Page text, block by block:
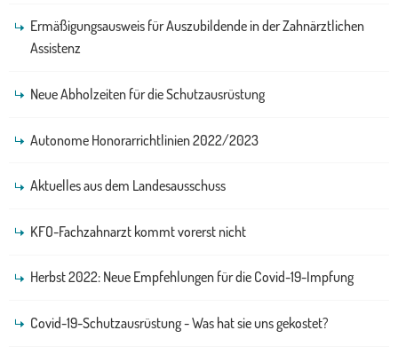
Ermäßigungsausweis für Auszubildende in der Zahnärztlichen
Assistenz
Neue Abholzeiten für die Schutzausrüstung
Autonome Honorarrichtlinien 2022/2023
Aktuelles aus dem Landesausschuss
KFO-Fachzahnarzt kommt vorerst nicht
Herbst 2022: Neue Empfehlungen für die Covid-19-Impfung
Covid-19-Schutzausrüstung - Was hat sie uns gekostet?